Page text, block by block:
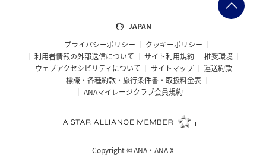
JAPAN
プライバシーポリシー
クッキーポリシー
利用者情報の外部送信について
サイト利用規約
推奨環境
ウェブアクセシビリティについて
サイトマップ
運送約款
標識・各種約款・旅行条件書・取扱料金表
ANAマイレージクラブ会員規約
Copyright ©ANA・ANA X